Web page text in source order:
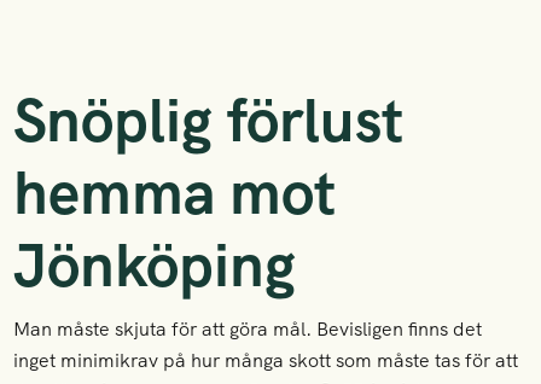
Snöplig förlust
hemma mot
Jönköping
Man måste skjuta för att göra mål. Bevisligen finns det
inget minimikrav på hur många skott som måste tas för att